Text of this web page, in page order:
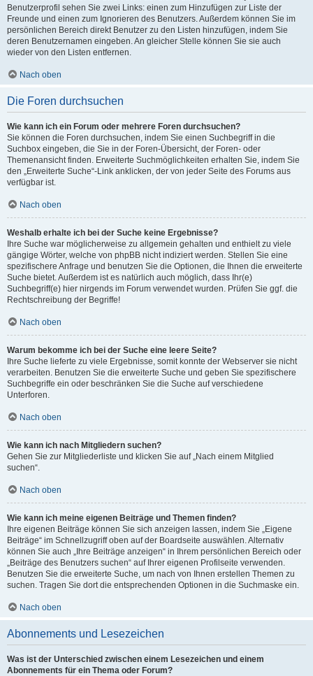
Benutzerprofil sehen Sie zwei Links: einen zum Hinzufügen zur Liste der
Freunde und einen zum Ignorieren des Benutzers. Außerdem können Sie im
persönlichen Bereich direkt Benutzer zu den Listen hinzufügen, indem Sie
deren Benutzernamen eingeben. An gleicher Stelle können Sie sie auch
wieder von den Listen entfernen.
Nach oben
Die Foren durchsuchen
Wie kann ich ein Forum oder mehrere Foren durchsuchen?
Sie können die Foren durchsuchen, indem Sie einen Suchbegriff in die
Suchbox eingeben, die Sie in der Foren-Übersicht, der Foren- oder
Themenansicht finden. Erweiterte Suchmöglichkeiten erhalten Sie, indem Sie
den „Erweiterte Suche“-Link anklicken, der von jeder Seite des Forums aus
verfügbar ist.
Nach oben
Weshalb erhalte ich bei der Suche keine Ergebnisse?
Ihre Suche war möglicherweise zu allgemein gehalten und enthielt zu viele
gängige Wörter, welche von phpBB nicht indiziert werden. Stellen Sie eine
spezifischere Anfrage und benutzen Sie die Optionen, die Ihnen die erweiterte
Suche bietet. Außerdem ist es natürlich auch möglich, dass Ihr(e)
Suchbegriff(e) hier nirgends im Forum verwendet wurden. Prüfen Sie ggf. die
Rechtschreibung der Begriffe!
Nach oben
Warum bekomme ich bei der Suche eine leere Seite?
Ihre Suche lieferte zu viele Ergebnisse, somit konnte der Webserver sie nicht
verarbeiten. Benutzen Sie die erweiterte Suche und geben Sie spezifischere
Suchbegriffe ein oder beschränken Sie die Suche auf verschiedene
Unterforen.
Nach oben
Wie kann ich nach Mitgliedern suchen?
Gehen Sie zur Mitgliederliste und klicken Sie auf „Nach einem Mitglied
suchen“.
Nach oben
Wie kann ich meine eigenen Beiträge und Themen finden?
Ihre eigenen Beiträge können Sie sich anzeigen lassen, indem Sie „Eigene
Beiträge“ im Schnellzugriff oben auf der Boardseite auswählen. Alternativ
können Sie auch „Ihre Beiträge anzeigen“ in Ihrem persönlichen Bereich oder
„Beiträge des Benutzers suchen“ auf Ihrer eigenen Profilseite verwenden.
Benutzen Sie die erweiterte Suche, um nach von Ihnen erstellen Themen zu
suchen. Tragen Sie dort die entsprechenden Optionen in die Suchmaske ein.
Nach oben
Abonnements und Lesezeichen
Was ist der Unterschied zwischen einem Lesezeichen und einem
Abonnements für ein Thema oder Forum?